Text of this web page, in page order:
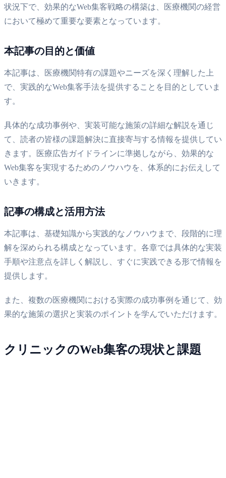
状況下で、効果的なWeb集客戦略の構築は、医療機関の経営
において極めて重要な要素となっています。
本記事の目的と価値
本記事は、医療機関特有の課題やニーズを深く理解した上
で、実践的なWeb集客手法を提供することを目的としていま
す。
具体的な成功事例や、実装可能な施策の詳細な解説を通じ
て、読者の皆様の課題解決に直接寄与する情報を提供してい
きます。医療広告ガイドラインに準拠しながら、効果的な
Web集客を実現するためのノウハウを、体系的にお伝えして
いきます。
記事の構成と活用方法
本記事は、基礎知識から実践的なノウハウまで、段階的に理
解を深められる構成となっています。各章では具体的な実装
手順や注意点を詳しく解説し、すぐに実践できる形で情報を
提供します。
また、複数の医療機関における実際の成功事例を通じて、効
果的な施策の選択と実装のポイントを学んでいただけます。
クリニックのWeb集客の現状と課題